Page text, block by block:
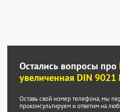
Остались вопросы про
увеличенная DIN 9021
Оставь свой номер телефона, мы
проконсультируем и ответим на